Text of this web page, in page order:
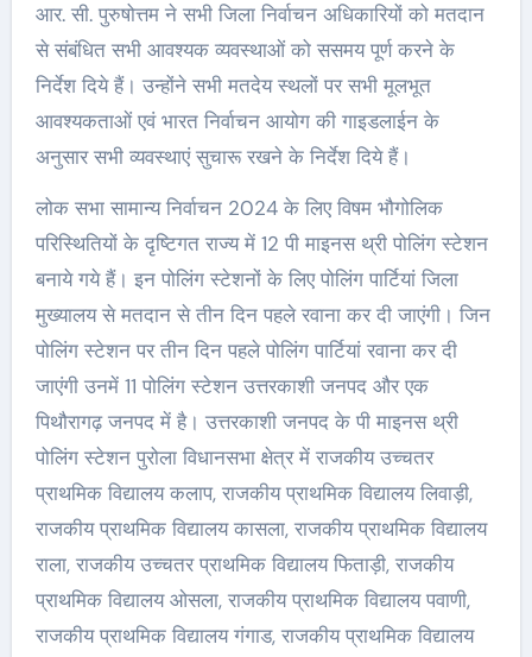
आर. सी. पुरुषोत्तम ने सभी जिला निर्वाचन अधिकारियों को मतदान
से संबंधित सभी आवश्यक व्यवस्थाओं को ससमय पूर्ण करने के
निर्देश दिये हैं। उन्होंने सभी मतदेय स्थलों पर सभी मूलभूत
आवश्यकताओं एवं भारत निर्वाचन आयोग की गाइडलाईन के
अनुसार सभी व्यवस्थाएं सुचारू रखने के निर्देश दिये हैं।
लोक सभा सामान्य निर्वाचन 2024 के लिए विषम भौगोलिक
परिस्थितियों के दृष्टिगत राज्य में 12 पी माइनस थ्री पोलिंग स्टेशन
बनाये गये हैं। इन पोलिंग स्टेशनों के लिए पोलिंग पार्टियां जिला
मुख्यालय से मतदान से तीन दिन पहले रवाना कर दी जाएंगी। जिन
पोलिंग स्टेशन पर तीन दिन पहले पोलिंग पार्टियां रवाना कर दी
जाएंगी उनमें 11 पोलिंग स्टेशन उत्तरकाशी जनपद और एक
पिथौरागढ़ जनपद में है। उत्तरकाशी जनपद के पी माइनस थ्री
पोलिंग स्टेशन पुरोला विधानसभा क्षेत्र में राजकीय उच्चतर
प्राथमिक विद्यालय कलाप, राजकीय प्राथमिक विद्यालय लिवाड़ी,
राजकीय प्राथमिक विद्यालय कासला, राजकीय प्राथमिक विद्यालय
राला, राजकीय उच्चतर प्राथमिक विद्यालय फिताड़ी, राजकीय
प्राथमिक विद्यालय ओसला, राजकीय प्राथमिक विद्यालय पवाणी,
राजकीय प्राथमिक विद्यालय गंगाड, राजकीय प्राथमिक विद्यालय